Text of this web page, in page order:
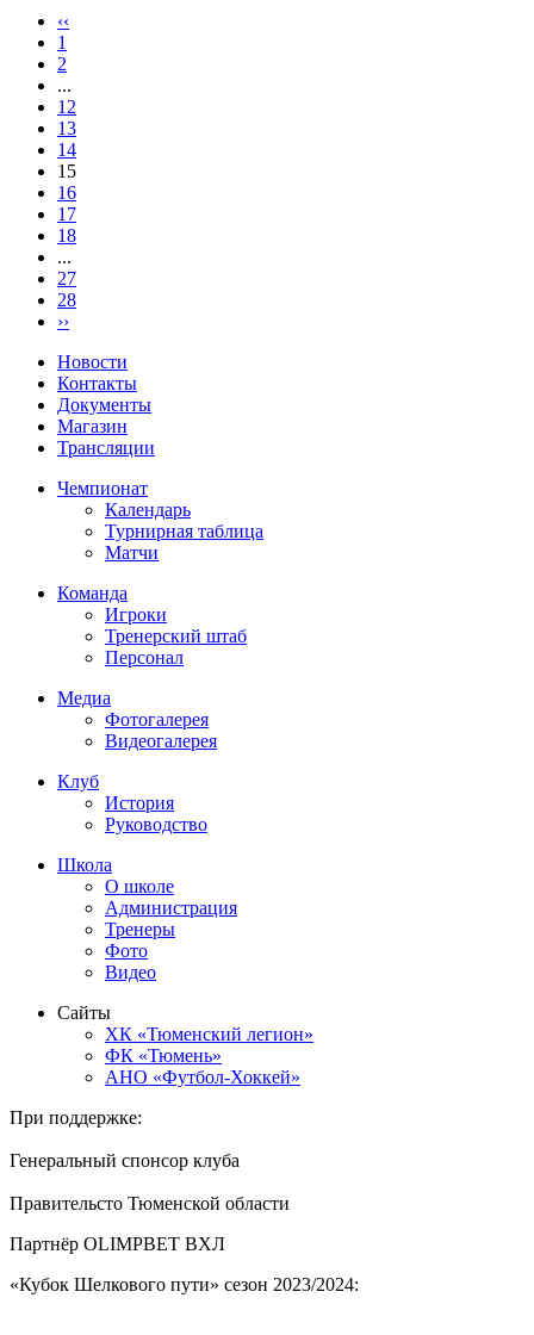
‹‹
1
2
...
12
13
14
15
16
17
18
...
27
28
››
Новости
Контакты
Документы
Магазин
Трансляции
Чемпионат
Календарь
Турнирная таблица
Матчи
Команда
Игроки
Тренерский штаб
Персонал
Медиа
Фотогалерея
Видеогалерея
Клуб
История
Руководство
Школа
О школе
Администрация
Тренеры
Фото
Видео
Сайты
ХК «Тюменский легион»
ФК «Тюмень»
АНО «Футбол-Хоккей»
При поддержке:
Генеральный спонсор клуба
Правительсто Тюменской области
Партнёр OLIMPBET ВХЛ
«Кубок Шелкового пути» сезон 2023/2024: